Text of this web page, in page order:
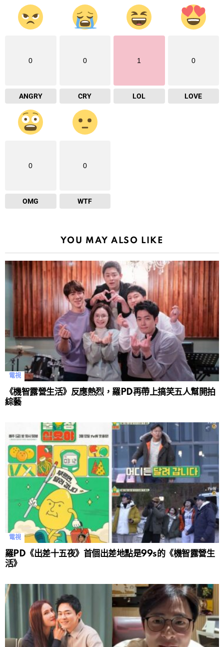
0
ANGRY
0
CRY
1
LOL
0
LOVE
0
OMG
0
WTF
YOU MAY ALSO LIKE
電視
《機智露營生活》反應熱烈，羅PD再帶上搞笑五人幫開拍
綜藝
電視
羅PD《出差十五夜》首個出差地點是99s的《機智露營生
活》